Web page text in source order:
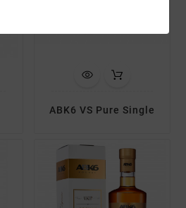
ABK6 VS Pure Single